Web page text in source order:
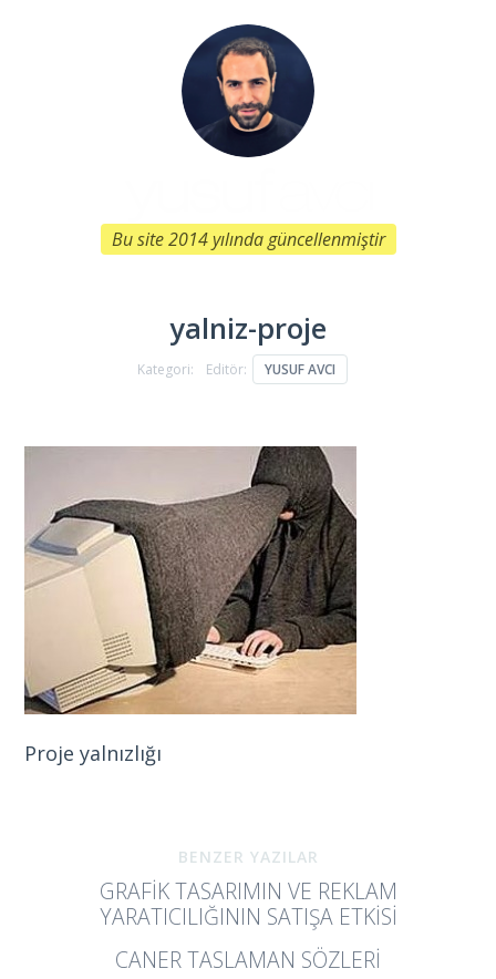
Bu site 2014 yılında güncellenmiştir
yalniz-proje
Kategori: Editör: YUSUF AVCI
Proje yalnızlığı
BENZER YAZILAR
GRAFIK TASARIMIN VE REKLAM
YARATICILIĞININ SATIŞA ETKISI
CANER TASLAMAN SÖZLERI